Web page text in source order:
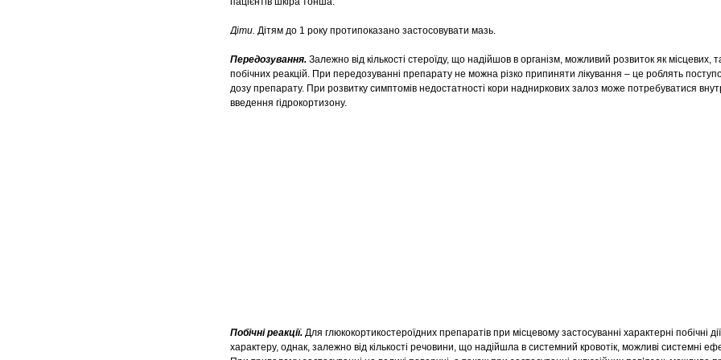
Діти. Дітям до 1 року протипоказано застосовувати мазь.
Передозування. Залежно від кількості стероїду, що надійшов в організм, можливий розвиток як місцевих,
побічних реакцій. При передозуванні препарату не можна різко припиняти лікування – це роблять
дозу препарату. При розвитку симптомів недостатності кори надниркових залоз може потребуватися
введення гідрокортизону.
Побічні реакції. Для глюкокортикостероїдних препаратів при місцевому застосуванні характерні побічні
характеру, однак, залежно від кількості речовини, що надійшла в системний кровотік, можливі системні